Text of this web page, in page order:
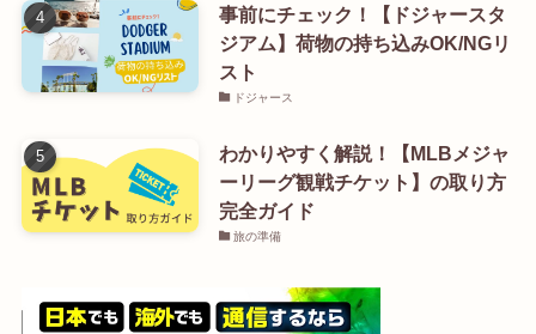
事前にチェック！【ドジャースタ
ジアム】荷物の持ち込みOK/NGリ
スト
ドジャース
わかりやすく解説！【MLBメジャ
ーリーグ観戦チケット】の取り方
完全ガイド
旅の準備